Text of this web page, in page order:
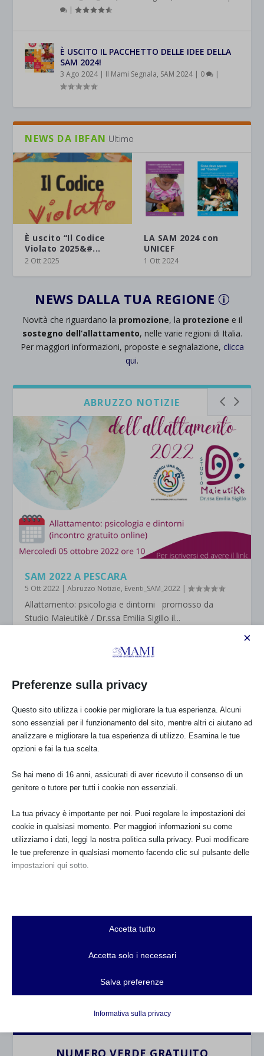
|
È USCITO IL PACCHETTO DELLE IDEE DELLA
SAM 2024!
3 Ago 2024 | Il Mami Segnala, SAM 2024 | 0 |
NEWS DA IBFAN Ultimo
È uscito “Il Codice
Violato 2025&#...
2 Ott 2025
LA SAM 2024 con
UNICEF
1 Ott 2024
NEWS DALLA TUA REGIONE p
Novità che riguardano la promozione, la protezione e il
sostegno dell’allattamento, nelle varie regioni di Italia.
Per maggiori informazioni, proposte e segnalazione, clicca
qui.
ABRUZZO NOTIZIE
SAM 2022 A PESCARA
5 Ott 2022 |Abruzzo Notizie, Eventi_SAM_2022 |
Allattamento: psicologia e dintorni promosso da
Studio Maieutikè / Dr.ssa Emilia Sigillo il...
VAI ALLA MAPPA DEI GRUPPI DI SOSTEGNO
DIRITTI, DOCUMENTI, LINEE GUIDA E
RACCOMANDAZIONI
Ultimo
GRAZIE PER ESSERTI
ASSOCIATA!
3 Lug 2025
LA SAM 2024 con
UNICEF
FARMACI IN ALLATTAMENTO E
Preferenze sulla privacy
×
Questo sito utilizza i cookie per migliorare la tua esperienza. Alcuni
sono essenziali per il funzionamento del sito, mentre altri ci aiutano ad
analizzare e migliorare la tua esperienza di utilizzo. Esamina le tue
opzioni e fai la tua scelta.
Se hai meno di 16 anni, assicurati di aver ricevuto il consenso di un
genitore o tutore per tutti i cookie non essenziali.
La tua privacy è importante per noi. Puoi regolare le impostazioni dei
cookie in qualsiasi momento. Per maggiori informazioni su come
utilizziamo i dati, leggi la nostra politica sulla privacy. Puoi modificare
le tue preferenze in qualsiasi momento facendo clic sul pulsante delle
impostazioni qui sotto.
Essenziali
I cookie e i servizi essenziali abilitano le funzioni di base e sono
e servizi non richiedono il consenso dell'utente secondo il GDPR.
Analitici
interagiscono con il nostro sito web.
Mostra dettagli
Accetta tutto
Accetta solo i necessari
Salva preferenze
Informativa sulla privacy